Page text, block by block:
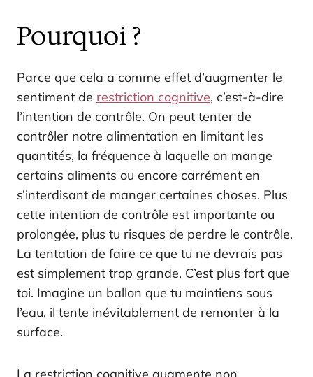
Pourquoi ?
Parce que cela a comme effet d’augmenter le
sentiment de restriction cognitive, c’est-à-dire
l’intention de contrôle. On peut tenter de
contrôler notre alimentation en limitant les
quantités, la fréquence à laquelle on mange
certains aliments ou encore carrément en
s’interdisant de manger certaines choses. Plus
cette intention de contrôle est importante ou
prolongée, plus tu risques de perdre le contrôle.
La tentation de faire ce que tu ne devrais pas
est simplement trop grande. C’est plus fort que
toi. Imagine un ballon que tu maintiens sous
l’eau, il tente inévitablement de remonter à la
surface.